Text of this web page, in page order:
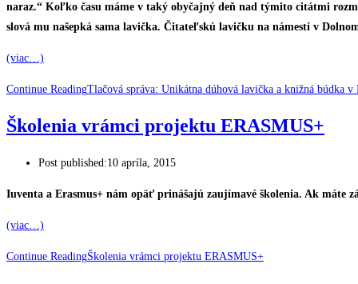
naraz.“ Koľko času máme v taký obyčajný deň nad týmito citátmi
slová mu našepká sama lavička. Čitateľskú lavičku na námestí v
(viac…)
Continue ReadingTlačová správa: Unikátna dúhová lavička a knižná búdka
Školenia vrámci projektu ERASMUS+
Post published:10 apríla, 2015
Iuventa a Erasmus+ nám opäť prinášajú zaujímavé školenia. Ak máte
(viac…)
Continue ReadingŠkolenia vrámci projektu ERASMUS+